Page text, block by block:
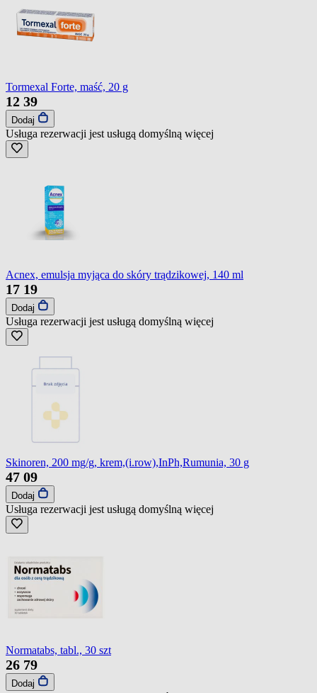
Tormexal Forte, maść, 20 g
12 39
Dodaj
Usługa rezerwacji jest usługą domyślną więcej
Acnex, emulsja myjąca do skóry trądzikowej, 140 ml
17 19
Dodaj
Usługa rezerwacji jest usługą domyślną więcej
Skinoren, 200 mg/g, krem,(i.row),InPh,Rumunia, 30 g
47 09
Dodaj
Usługa rezerwacji jest usługą domyślną więcej
Normatabs, tabl., 30 szt
26 79
Dodaj